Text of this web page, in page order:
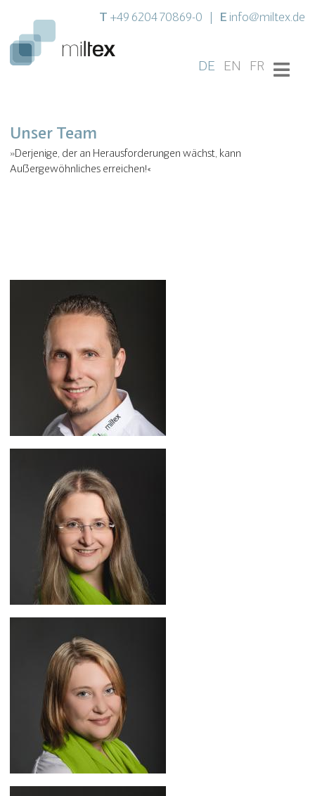
T +49 6204 70869-0 E info@miltex.de
DE EN FR
Unser Team
»Derjenige, der an Herausforderungen wächst, kann
Außergewöhnliches erreichen!«